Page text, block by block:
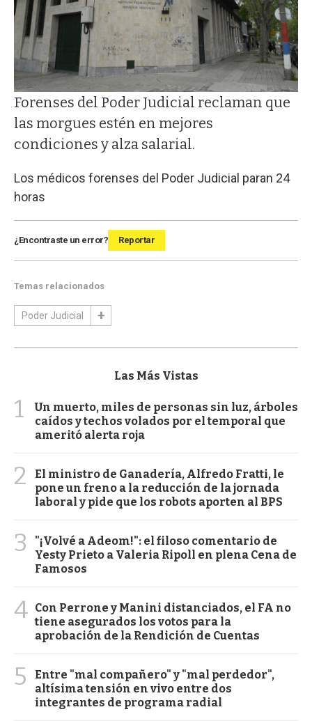
Forenses del Poder Judicial reclaman que
las morgues estén en mejores
condiciones y alza salarial.
Los médicos forenses del Poder Judicial paran 24
horas
¿Encontraste un error? Reportar
Temas relacionados
Poder Judicial
Las Más Vistas
1
Un muerto, miles de personas sin luz, árboles
caídos y techos volados por el temporal que
ameritó alerta roja
2
El ministro de Ganadería, Alfredo Fratti, le
pone un freno a la reducción de la jornada
laboral y pide que los robots aporten al BPS
3
"¡Volvé a Adeom!": el filoso comentario de
Yesty Prieto a Valeria Ripoll en plena Cena de
Famosos
4 Con Perrone y Manini distanciados, el FA no
tiene asegurados los votos para la
aprobación de la Rendición de Cuentas
5
Entre "mal compañero" y "mal perdedor",
altísima tensión en vivo entre dos
integrantes de programa radial